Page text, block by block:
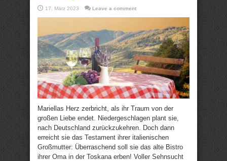
17. März 2023 Leave a comment
Mariellas Herz zerbricht, als ihr Traum von der
großen Liebe endet. Niedergeschlagen plant sie,
nach Deutschland zurückzukehren. Doch dann
erreicht sie das Testament ihrer italienischen
Großmutter: Überraschend soll sie das alte Bistro
ihrer Oma in der Toskana erben! Voller Sehnsucht